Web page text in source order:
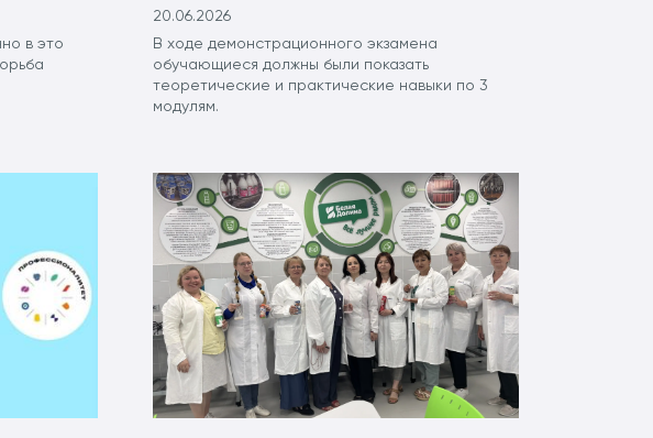
в это
20.06.2026
В ходе демонстрационного экзамена
обучающиеся должны были показать
теоретические и практические навыки по 3
модулям.